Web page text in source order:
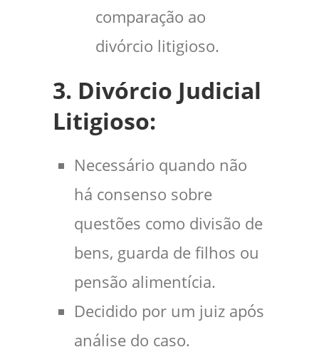
comparação ao
divórcio litigioso.
3. Divórcio Judicial
Litigioso:
Necessário quando não
há consenso sobre
questões como divisão de
bens, guarda de filhos ou
pensão alimentícia.
Decidido por um juiz após
análise do caso.